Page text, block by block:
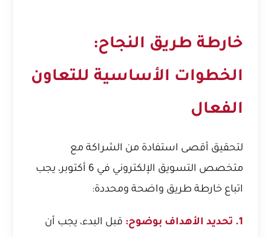
خارطة طريق النجاح:
الخطوات الأساسية للتعاون
الفعال
لتحقيق أقصى استفادة من الشراكة مع
متخصص التسويق الإلكتروني في 6 أكتوبر، يجب
اتباع خارطة طريق واضحة ومحددة:
1. تحديد الأهداف بوضوح:
قبل البدء، يجب أن